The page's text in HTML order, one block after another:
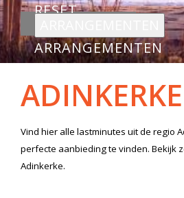
RESET
ARRANGEMENTEN
ADINKERKE
Vind hier alle lastminutes uit de regio
perfecte aanbieding te vinden. Bekijk
Adinkerke.